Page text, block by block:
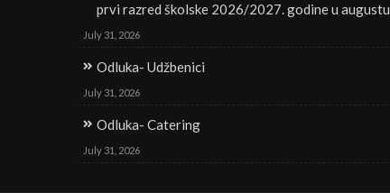
prvi razred školske 2026/2027. godine u augustu
July 31, 2026
Odluka- Udžbenici
July 31, 2026
Odluka- Catering
July 31, 2026